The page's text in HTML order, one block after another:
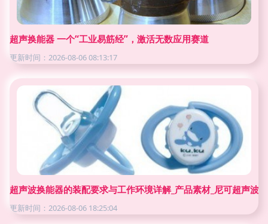
超声换能器 一个“工业易筋经”，激活无数应用赛道
更新时间：2026-08-06 08:13:17
超声波换能器的装配要求与工作环境详解_产品素材_尼可超声波
更新时间：2026-08-06 18:25:04